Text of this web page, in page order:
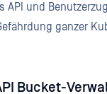
API und
ganzer
Bucket-